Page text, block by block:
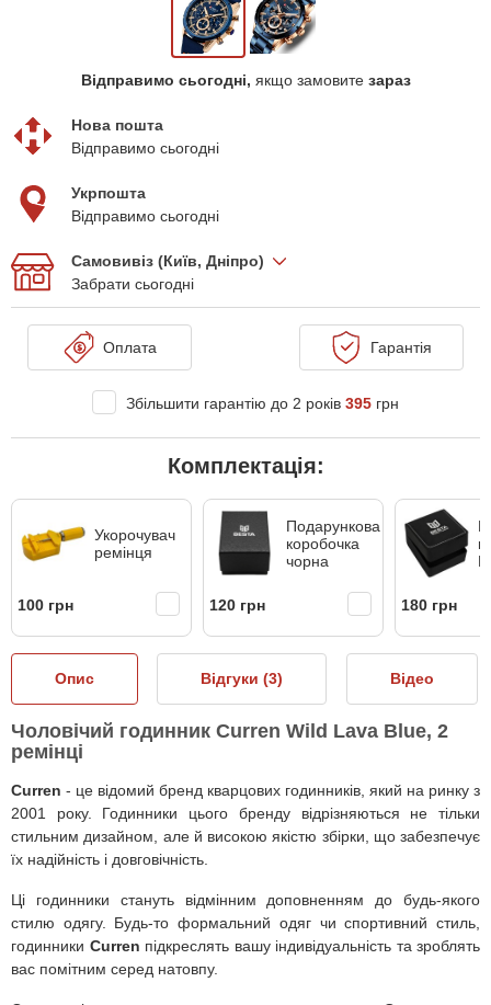
Відправимо сьогодні, якщо замовите зараз
Нова пошта
Відправимо сьогодні
Укрпошта
Відправимо сьогодні
Самовивіз (Київ, Дніпро)
Забрати сьогодні
Оплата Гарантія
Збільшити гарантію до 2 років 395 грн
Комплектація:
Укорочувач
ремінця
100 грн
Подарункова
коробочка
чорна
120 грн 180 грн
Опис Відгуки (3) Відео
Чоловічий годинник Curren Wild Lava Blue, 2
ремінці
Curren - це відомий бренд кварцових годинників, який на ринку з
2001 року. Годинники цього бренду відрізняються не тільки
стильним дизайном, але й високою якістю збірки, що забезпечує
їх надійність і довговічність.
Ці годинники стануть відмінним доповненням до будь-якого
стилю одягу. Будь-то формальний одяг чи спортивний стиль,
годинники Curren підкреслять вашу індивідуальність та зроблять
вас помітним серед натовпу.